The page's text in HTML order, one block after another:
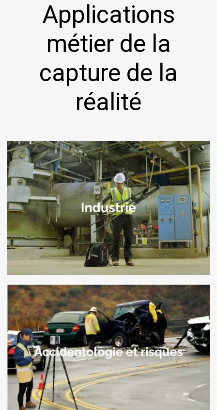
Applications
métier de la
capture de la
réalité